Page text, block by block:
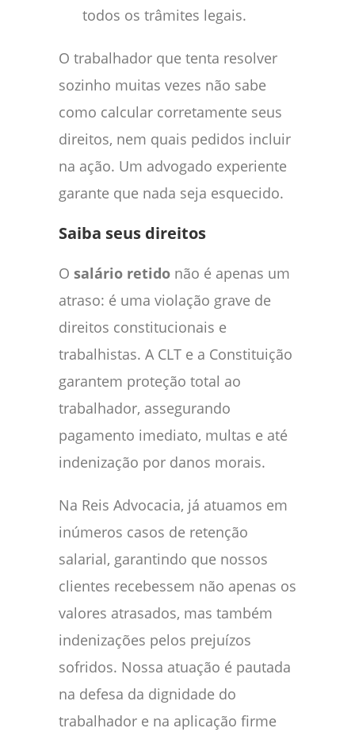
todos os trâmites legais.
O trabalhador que tenta resolver
sozinho muitas vezes não sabe
como calcular corretamente seus
direitos, nem quais pedidos incluir
na ação. Um advogado experiente
garante que nada seja esquecido.
Saiba seus direitos
O salário retido não é apenas um
atraso: é uma violação grave de
direitos constitucionais e
trabalhistas. A CLT e a Constituição
garantem proteção total ao
trabalhador, assegurando
pagamento imediato, multas e até
indenização por danos morais.
Na Reis Advocacia, já atuamos em
inúmeros casos de retenção
salarial, garantindo que nossos
clientes recebessem não apenas os
valores atrasados, mas também
indenizações pelos prejuízos
sofridos. Nossa atuação é pautada
na defesa da dignidade do
trabalhador e na aplicação firme